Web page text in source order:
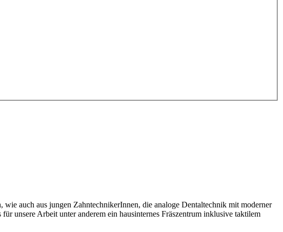
auch aus jungen ZahntechnikerInnen, die analoge Dentaltechnik mit moderner
unsere Arbeit unter anderem ein hausinternes Fräszentrum inklusive taktilem